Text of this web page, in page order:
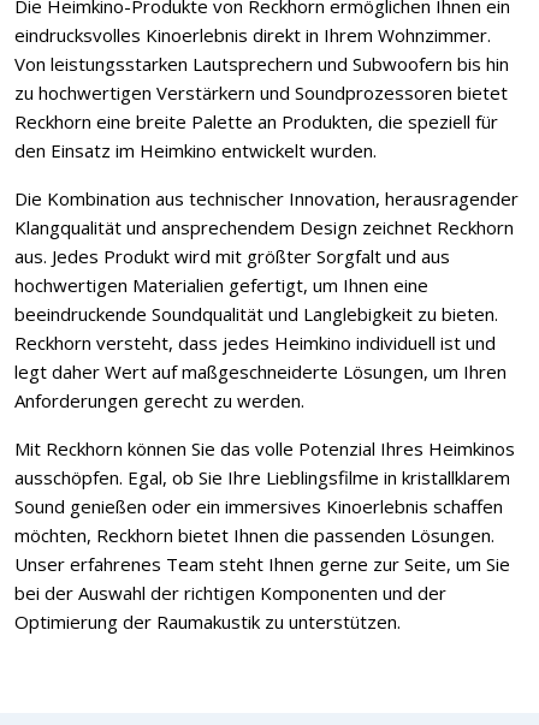
Die Heimkino-Produkte von Reckhorn ermöglichen Ihnen ein
eindrucksvolles Kinoerlebnis direkt in Ihrem Wohnzimmer.
Von leistungsstarken Lautsprechern und Subwoofern bis hin
zu hochwertigen Verstärkern und Soundprozessoren bietet
Reckhorn eine breite Palette an Produkten, die speziell für
den Einsatz im Heimkino entwickelt wurden.
Die Kombination aus technischer Innovation, herausragender
Klangqualität und ansprechendem Design zeichnet Reckhorn
aus. Jedes Produkt wird mit größter Sorgfalt und aus
hochwertigen Materialien gefertigt, um Ihnen eine
beeindruckende Soundqualität und Langlebigkeit zu bieten.
Reckhorn versteht, dass jedes Heimkino individuell ist und
legt daher Wert auf maßgeschneiderte Lösungen, um Ihren
Anforderungen gerecht zu werden.
Mit Reckhorn können Sie das volle Potenzial Ihres Heimkinos
ausschöpfen. Egal, ob Sie Ihre Lieblingsfilme in kristallklarem
Sound genießen oder ein immersives Kinoerlebnis schaffen
möchten, Reckhorn bietet Ihnen die passenden Lösungen.
Unser erfahrenes Team steht Ihnen gerne zur Seite, um Sie
bei der Auswahl der richtigen Komponenten und der
Optimierung der Raumakustik zu unterstützen.
KEINE ANGEBOTE
VERPASSEN
Erhalten Sie exklusive Angebote, News und
jederzeit kündbar.
Mit der Anmeldung akzeptieren Sie unsere
Datenschutzerklärung . Sie können sich
jederzeit wieder abmelden.